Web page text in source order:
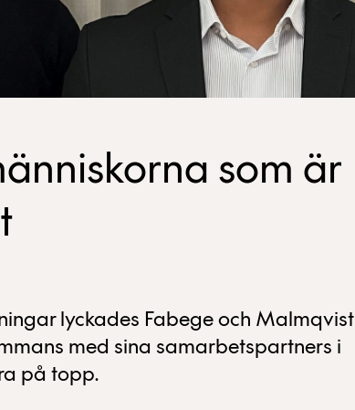
som är
lyckades Fabege och Malmqvist
med sina samarbetspartners i
på topp.